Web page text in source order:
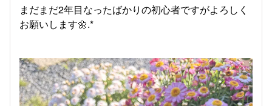
まだまだ2年目なったばかりの初心者ですがよろしく
お願いします🌼.*